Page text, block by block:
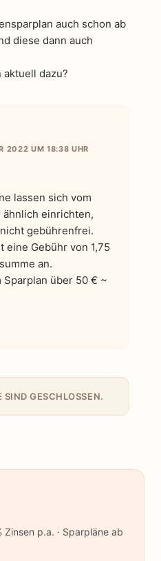
auch schon ab
diese dann auch
aktuell dazu?
2022 UM 18:38 UHR
lassen sich vom
einrichten,
gebührenfrei.
eine Gebühr von 1,75
an.
Sparplan über 50 € ~
SIND GESCHLOSSEN.
Zinsen p.a. · Sparpläne ab